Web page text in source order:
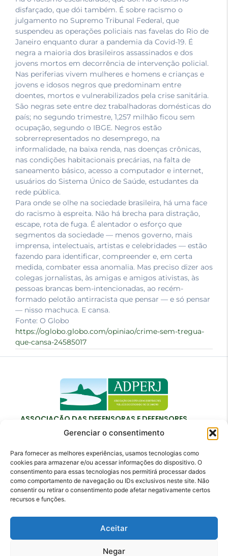
Gerenciar o consentimento
Para fornecer as melhores experiências, usamos tecnologias como
cookies para armazenar e/ou acessar informações do dispositivo. O
consentimento para essas tecnologias nos permitirá processar dados
como comportamento de navegação ou IDs exclusivos neste site. Não
consentir ou retirar o consentimento pode afetar negativamente certos
recursos e funções.
Aceitar
Negar
disfarçado, que dói também. É sobre racismo o
julgamento no Supremo Tribunal Federal, que
suspendeu as operações policiais nas favelas do Rio de
Janeiro enquanto durar a pandemia da Covid-19. É
negra a maioria dos brasileiros assassinados e dos
jovens mortos em decorrência de intervenção policial.
Nas periferias vivem mulheres e homens e crianças e
jovens e idosos negros que predominam entre
doentes, mortos e vulnerabilizados pela crise sanitária.
São negras sete entre dez trabalhadoras domésticas do
país; no segundo trimestre, 1,257 milhão ficou sem
ocupação, segundo o IBGE. Negros estão
sobrerrepresentados no desemprego, na
informalidade, na baixa renda, nas doenças crônicas,
nas condições habitacionais precárias, na falta de
saneamento básico, acesso a computador e internet,
usuários do Sistema Único de Saúde, estudantes da
rede pública.
Para onde se olhe na sociedade brasileira, há uma face
do racismo à espreita. Não há brecha para distração,
escape, rota de fuga. É alentador o esforço que
segmentos da sociedade — menos governo, mais
imprensa, intelectuais, artistas e celebridades — estão
fazendo para identificar, compreender e, em certa
medida, combater essa anomalia. Mas preciso dizer aos
colegas jornalistas, às amigas e amigos ativistas, às
pessoas brancas bem-intencionadas, ao recém-
formado pelotão antirracista que pensar — e só pensar
— nisso machuca. E cansa.
Fonte: O Globo
https://oglobo.globo.com/opiniao/crime-sem-tregua-
que-cansa-24585017
ASSOCIAÇÃO DAS DEFENSORAS E DEFENSORES
PÚBLICOS DO ESTADO DO RIO DE JANEIRO
Contato
adperj@adperj.com.br
(21) 2220-6022
Janeiro - RJ - CEP: 20011-020